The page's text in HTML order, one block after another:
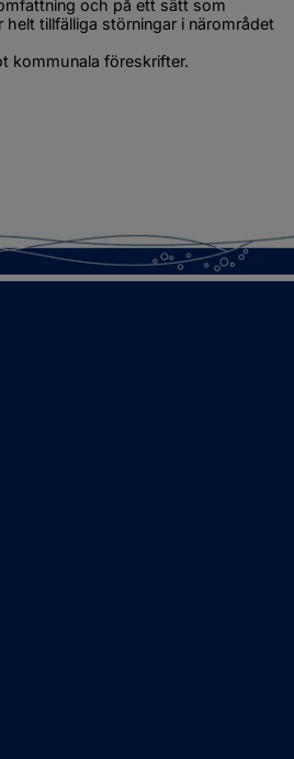
och på ett sätt som
helt tillfälliga störningar i närområdet
kommunala föreskrifter.